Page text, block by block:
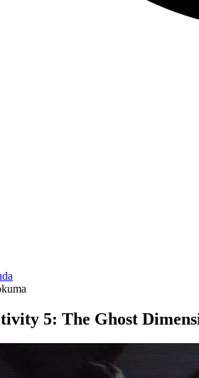
5: The Ghost